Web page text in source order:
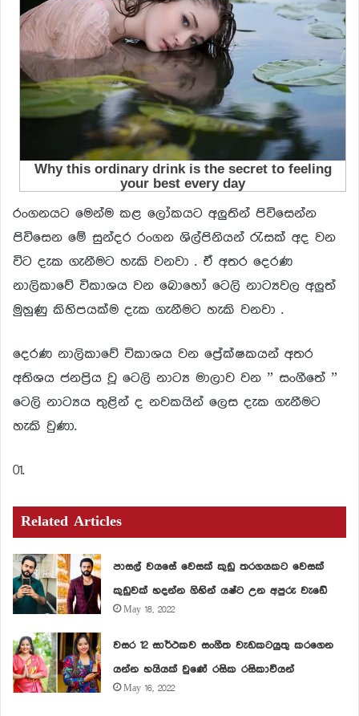
රංගනයට මෙන්ම කළ ලෝකයට අලුතින් පිවිසෙන්න
පිවිසෙන මේ සුන්දර රංගන ශිල්පිනියන් රැසක් අද වන
විට දැක ගැනීමට හැකි වනවා . ඒ අතර දෙරණ
නාලිකාවේ විකාශය වන බොහෝ ටෙලි නාට්‍යවල අලුත්
මුහුණු කිහිපයක්ම දැක ගැනීමට හැකි වනවා .
දෙරණ නාලිකාවේ විකාශය වන ප්‍රේක්ෂකයන් අතර
අතිශය ජනප්‍රිය වූ ටෙලි නාට්‍ය මාලාව වන ” සංගීතේ ”
ටෙලි නාට්‍යය තුළින් ද නවකයින් ලෙස දැක ගැනීමට
හැකි වුණා.
01.
Related Articles
පාසල් වයසේ වෙසක් කුඩු තරගයකට වෙසක්
කුඩුවක් හදන්න ගිහින් යෂ්ට උන අපුරු වැඩේ
May 18, 2022
වසර 12 සාර්ථකව සංගීත වැඩකටයුතු කරගෙන
යන්න හයියක් වුණේ රසික රසිකාවියන්
May 16, 2022